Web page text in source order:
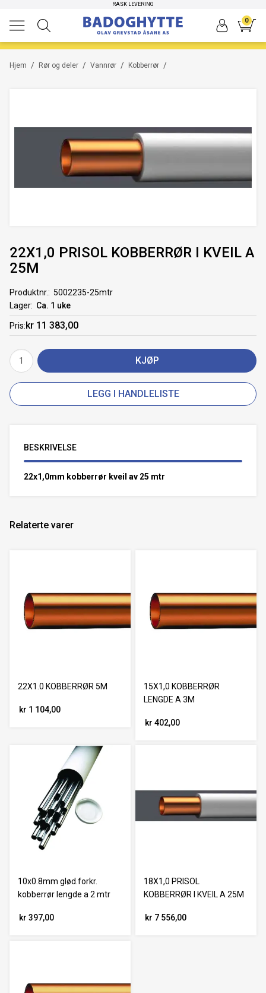
RASK LEVERING
0
/
Hjem /
Rør og deler /
Vannrør /
Kobberrør
22X1,0 PRISOL KOBBERRØR I KVEIL A
25M
Produktnr.
5002235-25mtr
Lager
Ca. 1 uke
Pris kr 11 383,00
KJØP
LEGG I HANDLELISTE
BESKRIVELSE
22x1,0mm kobberrør kveil av 25 mtr
Relaterte varer
22X1.0 KOBBERRØR 5M
kr 1 104,00
15X1,0 KOBBERRØR
LENGDE A 3M
kr 402,00
10x0.8mm glød.forkr.
kobberrør lengde a 2 mtr
kr 397,00
18X1,0 PRISOL
KOBBERRØR I KVEIL A 25M
kr 7 556,00